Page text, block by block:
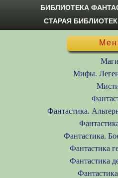
БИБЛИОТЕКА
СТАРАЯ
Мифы.
Фантастика.
Фантастика.
Фантастика
Фантастика